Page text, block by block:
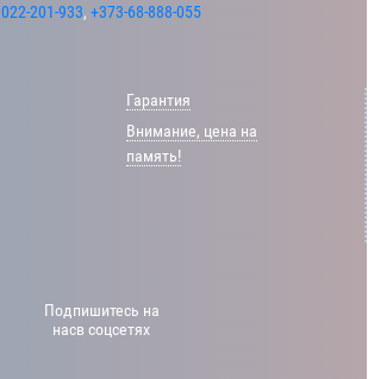
022-201-933, +373-68-888-055
Гарантия
Внимание, цена на
память!
Подпишитесь на
насв соцсетях